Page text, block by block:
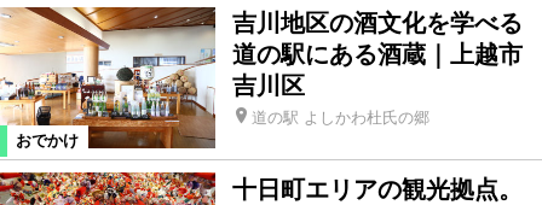
おでかけ
吉川地区の酒文化を学べる
道の駅にある酒蔵｜上越市
吉川区
道の駅 よしかわ杜氏の郷
十日町エリアの観光拠点。